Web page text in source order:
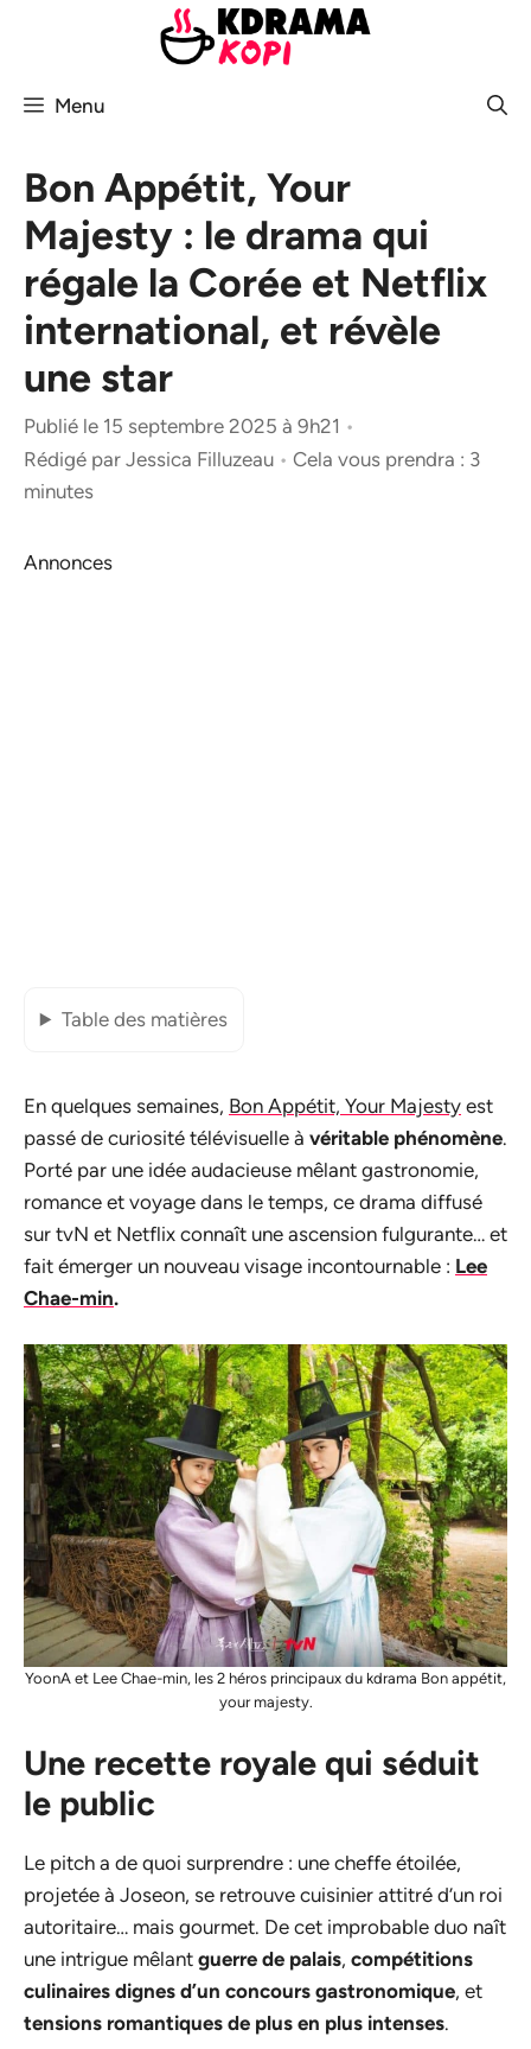
Menu
Bon Appétit, Your
Majesty : le drama qui
régale la Corée et Netflix
international, et révèle
une star
Publié le 15 septembre 2025 à 9h21 •
Rédigé par Jessica Filluzeau • Cela vous prendra : 3
minutes
Annonces
Table des matières
En quelques semaines, Bon Appétit, Your Majesty est
passé de curiosité télévisuelle à véritable phénomène.
Porté par une idée audacieuse mêlant gastronomie,
romance et voyage dans le temps, ce drama diffusé
sur tvN et Netflix connaît une ascension fulgurante… et
fait émerger un nouveau visage incontournable : Lee
Chae-min.
YoonA et Lee Chae-min, les 2 héros principaux du kdrama Bon appétit,
your majesty.
Une recette royale qui séduit
le public
Le pitch a de quoi surprendre : une cheffe étoilée,
projetée à Joseon, se retrouve cuisinier attitré d’un roi
autoritaire… mais gourmet. De cet improbable duo naît
une intrigue mêlant guerre de palais, compétitions
culinaires dignes d’un concours gastronomique, et
tensions romantiques de plus en plus intenses.